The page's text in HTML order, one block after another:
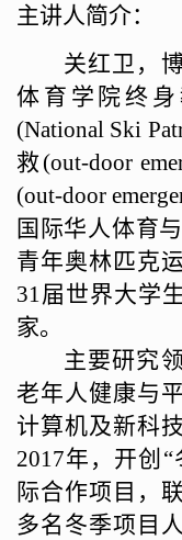
主讲人简介：
关红卫，
体育学院终
(National Ski
救(out-door
(out-door
国际华人体育
青年奥林匹克
31届世界大学
家。
主要研究
老年人健康与
计算机及新科
2017年，开创“
际合作项目，
多名冬季项目